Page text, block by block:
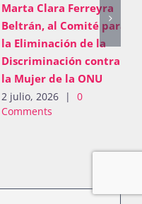
Marta Clara Ferreyra
Beltrán, al Comité para
la Eliminación de la
Discriminación contra
la Mujer de la ONU
2 julio, 2026 |
Comments